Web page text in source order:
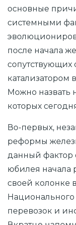
основные
системными
после начала
сопутствующих
катализатором
Можно назвать
которых
Во-первых,
реформы
данный фактор
юбилея начала
своей колонке
Национального
перевозок и